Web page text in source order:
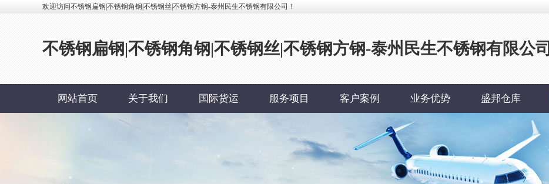
欢迎访问不锈钢扁钢|不锈钢角钢|不锈钢丝|不锈钢方钢-泰州民生不锈钢有限公司！
不锈钢扁钢|不锈钢角钢|不锈钢丝|不锈钢方钢-泰州民生不锈钢有限公司
网站首页 关于我们 国际货运 服务项目 客户案例 业务优势 盛邦仓库